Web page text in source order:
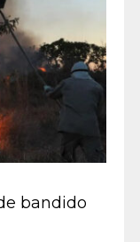
bandido